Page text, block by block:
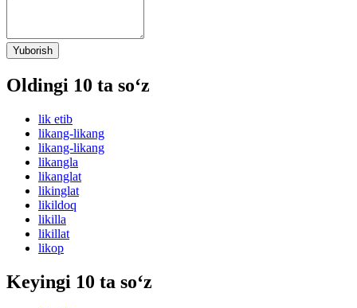
Yuborish
Oldingi 10 ta so‘z
lik etib
likang-likang
likang-likang
likangla
likanglat
likinglat
likildoq
likilla
likillat
likop
Keyingi 10 ta so‘z